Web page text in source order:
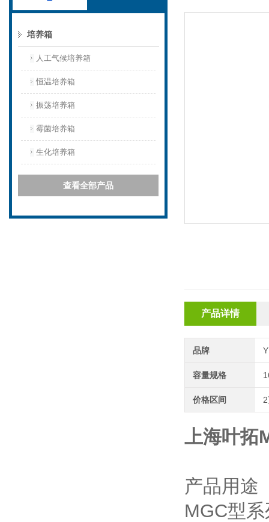
培养箱
人工气候培养箱
恒温培养箱
振荡培养箱
霉菌培养箱
生化培养箱
查看全部产品
产品详情
品牌
容量规格
价格区间
上海叶拓
产品用途
MGC型